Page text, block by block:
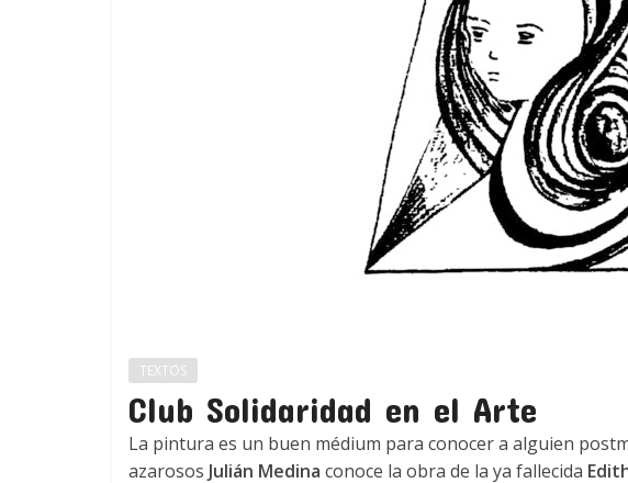
TEXTOS
Club Solidaridad en el Arte
La pintura es un buen médium para conocer a alguien
azarosos Julián Medina conoce la obra de la ya fallecida